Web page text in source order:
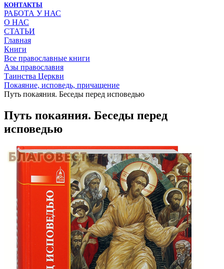
КОНТАКТЫ
РАБОТА У НАС
О НАС
СТАТЬИ
Главная
Книги
Все православные книги
Азы православия
Таинства Церкви
Покаяние, исповедь, причащение
Путь покаяния. Беседы перед исповедью
Путь покаяния. Беседы перед
исповедью